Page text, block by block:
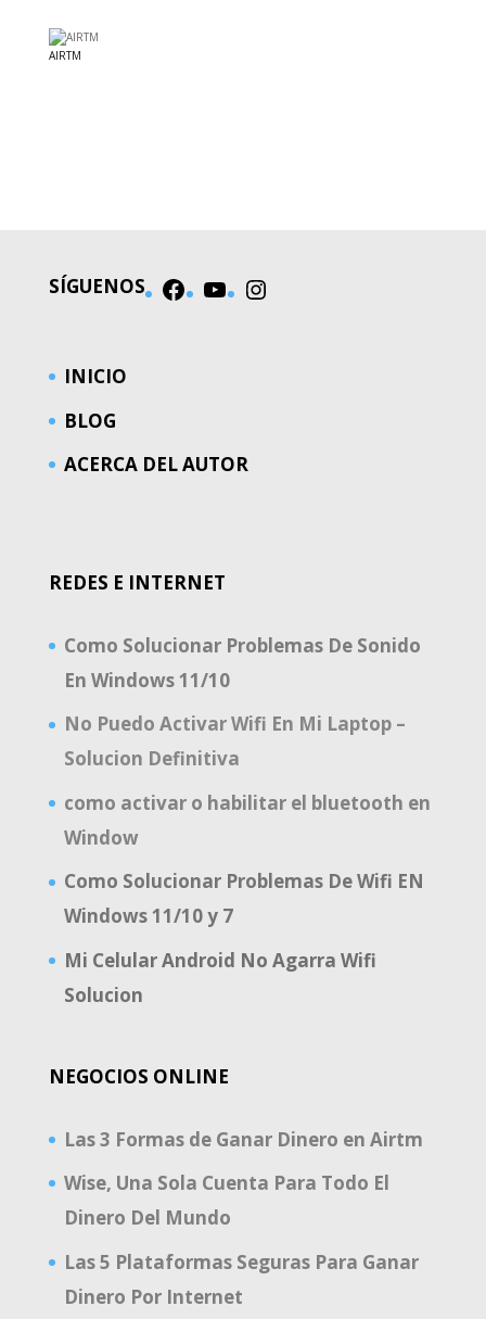
AIRTM
SÍGUENOS Facebook
YouTube
INICIO
BLOG
ACERCA DEL AUTOR
REDES E INTERNET
Como Solucionar Problemas De Sonido
En Windows 11/10
No Puedo Activar Wifi En Mi Laptop –
Solucion Definitiva
como activar o habilitar el bluetooth en
Window
Como Solucionar Problemas De Wifi EN
Windows 11/10 y 7
Mi Celular Android No Agarra Wifi
Solucion
NEGOCIOS ONLINE
Las 3 Formas de Ganar Dinero en Airtm
Wise, Una Sola Cuenta Para Todo El
Dinero Del Mundo
Las 5 Plataformas Seguras Para Ganar
Dinero Por Internet